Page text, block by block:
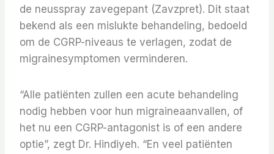
de neusspray zavegepant (Zavzpret). Dit staat
bekend als een mislukte behandeling, bedoeld
om de CGRP-niveaus te verlagen, zodat de
migrainesymptomen verminderen.
“Alle patiënten zullen een acute behandeling
nodig hebben voor hun migraineaanvallen, of
het nu een CGRP-antagonist is of een andere
optie”, zegt Dr. Hindiyeh. “En veel patiënten